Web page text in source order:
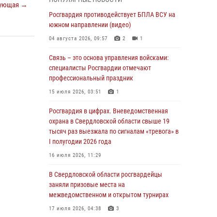
→
05 августа 2026, 05:44 10
Росгвардия противодействует БПЛА ВСУ на
04 августа 2026, 09:57 2 1
Росгвардия приняла участие в обеспечении
безопасности Дня города в Екатеринбурге
Росгвардия приняла участие в
межведомственном антитеррористическом
учении в Свердловской области
31 июля 2026, 12:27
Росгвардия обеспечивает безопасность
граждан на южном направлении
31 июля 2026, 06:56 1
Росгвардия противодействует БПЛА ВСУ на
южном направлении (видео)
04 августа 2026, 09:57 2 1
Связь – это основа управления войсками:
специалисты Росгвардии отмечают
профессиональный праздник
15 июля 2026, 03:51 1
Росгвардия в цифрах. Вневедомственная
охрана в Свердловской области свыше 19
тысяч раз выезжала по сигналам «тревога» в
I полугодии 2026 года
16 июля 2026, 11:29
В Свердловской области росгвардейцы
заняли призовые места на
межведомственном и открытом турнирах
17 июля 2026, 04:38 3